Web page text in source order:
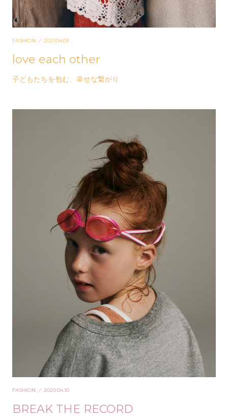
FASHION ／ 2021.04.03
love each other
子どもたちを包む、幸せな繋がり
FASHION ／ 2020.04.10
BREAK THE RECORD